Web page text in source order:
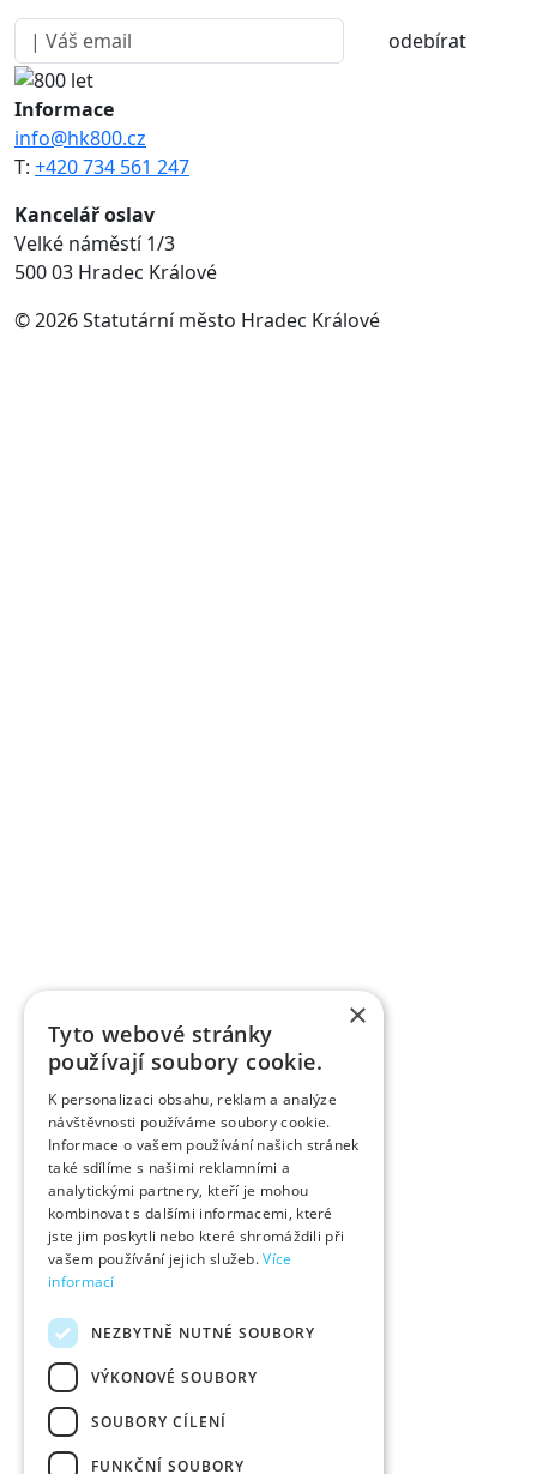
odebírat
Informace
info@hk800.cz
T: +420 734 561 247
Kancelář oslav
Velké náměstí 1/3
500 03 Hradec Králové
© 2026 Statutární město Hradec Králové
×
Tyto webové stránky
používají soubory cookie.
K personalizaci obsahu, reklam a analýze
návštěvnosti používáme soubory cookie.
Informace o vašem používání našich stránek
také sdílíme s našimi reklamními a
analytickými partnery, kteří je mohou
kombinovat s dalšími informacemi, které
jste jim poskytli nebo které shromáždili při
vašem používání jejich služeb.Více
informací
NEZBYTNĚ NUTNÉ SOUBORY
VÝKONOVÉ SOUBORY
SOUBORY CÍLENÍ
FUNKČNÍ SOUBORY